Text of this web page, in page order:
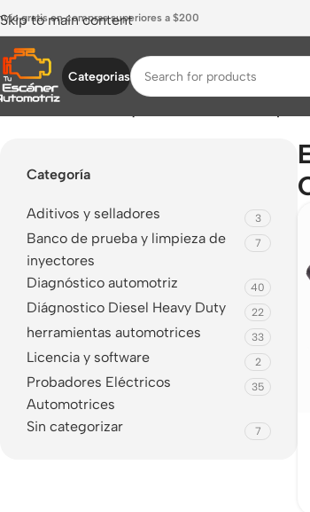
Skip to main content
gratis en compras superiores a $200
Categorias
Categoría
Aditivos y selladores 3
Banco de prueba y limpieza de
inyectores
7
Diagnóstico automotriz 40
Diágnostico Diesel Heavy Duty 22
herramientas automotrices 33
Licencia y software 2
Probadores Eléctricos
Automotrices
35
Sin categorizar 7